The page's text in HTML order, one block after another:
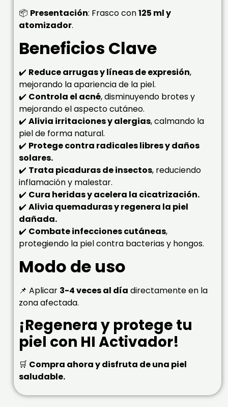
📦 Presentación: Frasco con125 ml y
atomizador.
Beneficios Clave
✔️ Reduce arrugas y líneas de expresión,
mejorando la apariencia de la piel.
✔️ Controla el acné, disminuyendo brotes y
mejorando el aspecto cutáneo.
✔️ Alivia irritaciones y alergias, calmando la
piel de forma natural.
✔️ Protege contra radicales libres y daños
solares.
✔️ Trata picaduras de insectos, reduciendo
inflamación y malestar.
✔️ Cura heridas y acelera la cicatrización.
✔️ Alivia quemaduras y regenera la piel
dañada.
✔️ Combate infecciones cutáneas,
protegiendo la piel contra bacterias y hongos.
Modo de uso
📌 Aplicar 3-4 veces al día directamente en la
zona afectada.
¡Regenera y protege tu
piel con HI Activador!
🛒 Compra ahora y disfruta de una piel
saludable.